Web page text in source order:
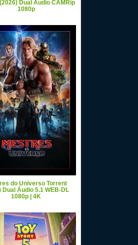
Dual Áudio CAMRip
1080p
do Universo Torrent
Dual Áudio 5.1 WEB-DL
1080p | 4K